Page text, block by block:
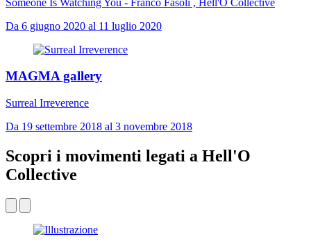
Da 6 giugno 2020 al 11 luglio 2020
MAGMA gallery
Surreal Irreverence
Da 19 settembre 2018 al 3 novembre 2018
Scopri i movimenti legati a Hell'O
Collective